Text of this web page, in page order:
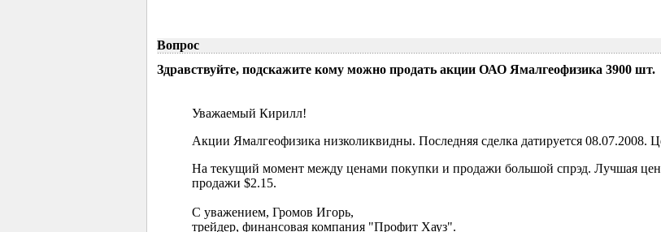
Вопрос
Здравствуйте, подскажите кому можно продать акции ОАО Ямалгеофизика 3900 шт.
Уважаемый Кирилл!
Акции Ямалгеофизика низколиквидны. Последняя сделка датируется 08.07.2008.
На текущий момент между ценами покупки и продажи большой спрэд. Лучшая
продажи $2.15.
С уважением, Громов Игорь,
трейдер, финансовая компания "Профит Хауз".